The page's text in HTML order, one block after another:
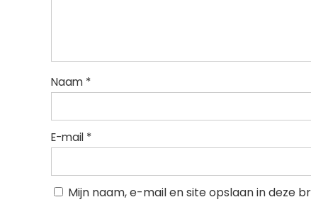
Naam *
E-mail *
Mijn naam, e-mail en site opslaan in deze